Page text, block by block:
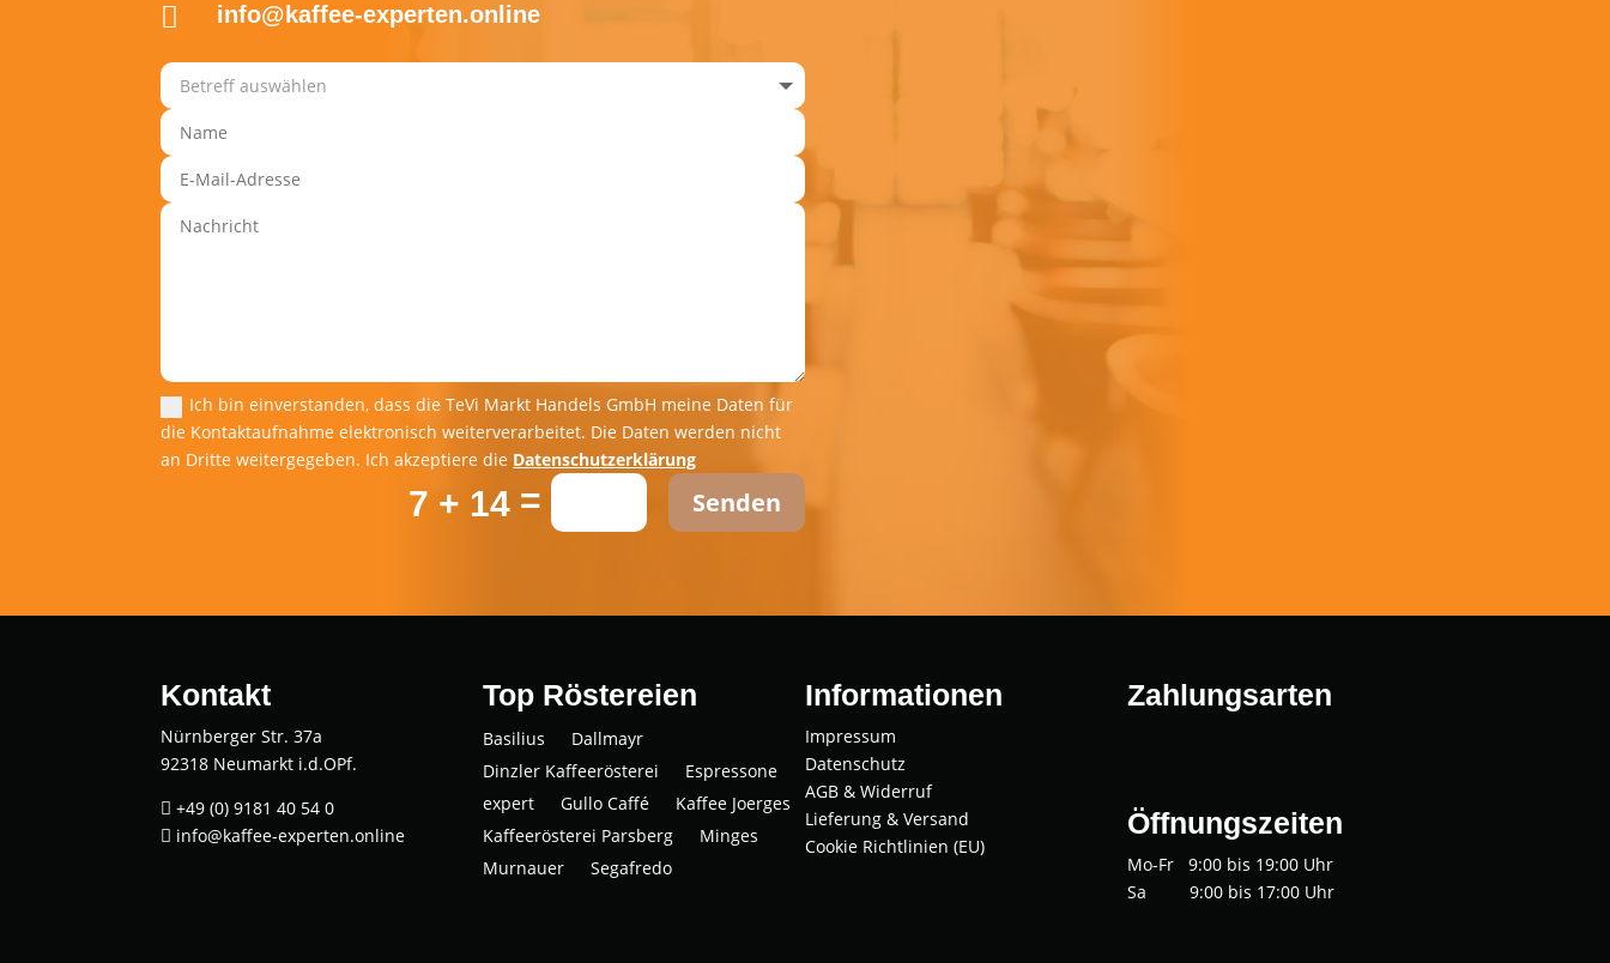
 info@kaffee-experten.online
Ich bin einverstanden, dass die TeVi Markt Handels GmbH meine Daten für
die Kontaktaufnahme elektronisch weiterverarbeitet. Die Daten werden nicht
an Dritte weitergegeben. Ich akzeptiere die Datenschutzerklärung
7 + 14 = Senden
Kontakt
Nürnberger Str. 37a
92318 Neumarkt i.d.OPf.
 +49 (0) 9181 40 54 0
 info@kaffee-experten.online
Top Röstereien
Basi­li­us
Dall­mayr
Dinz­ler Kaffeerösterei
Espres­so­ne
expert
Gul­lo Caffé
Kaffee Joer­ges
Kaf­fee­rös­te­rei Parsberg
Min­ges
Mur­nau­er
Segaf­re­do
Informationen
Impressum
Datenschutz
AGB & Widerruf
Lieferung & Versand
Cookie Richtlinien (EU)
Zahlungsarten
Öffnungszeiten
Mo-Fr 9:00 bis 19:00 Uhr
Sa 9:00 bis 17:00 Uhr